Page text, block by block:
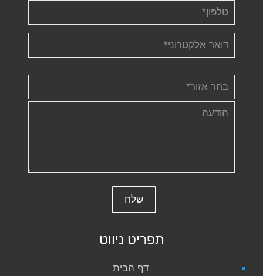
תפריט ניווט
דף הבית